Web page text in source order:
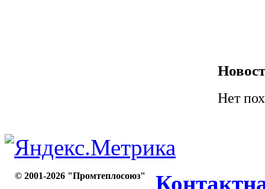
Нет
© 2001-2026 "Промтеплосоюз"